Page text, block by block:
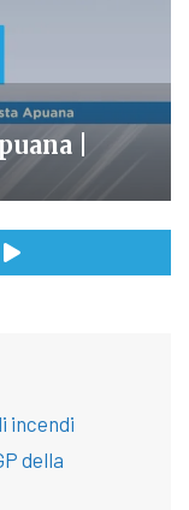
|
incendi
della